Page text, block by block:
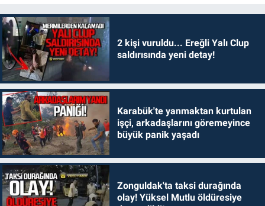
2 kişi vuruldu... Ereğli Yalı Clup
saldırısında yeni detay!
Karabük'te yanmaktan kurtulan
işçi, arkadaşlarını göremeyince
büyük panik yaşadı
Zonguldak'ta taksi durağında
olay! Yüksel Mutlu öldüresiye